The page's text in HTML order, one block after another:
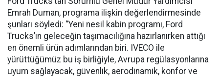
Emrah Duman, programa ilişkin değerlendirmesinde
şunları söyledi: “Yeni nesil kabin programı, Ford
Trucks’ın geleceğin taşımacılığına hazırlanırken attığı
en önemli ürün adımlarından biri. IVECO ile
yürüttüğümüz bu iş birliğiyle, Avrupa regülasyonlarına
uyum sağlayacak, güvenlik, aerodinamik, konfor ve